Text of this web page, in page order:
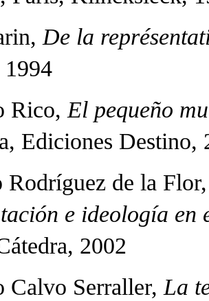
De la
Rico, El pequeño
Ediciones Destino,
Rodríguez de la
e ideología en
2002
Calvo Serraller, La